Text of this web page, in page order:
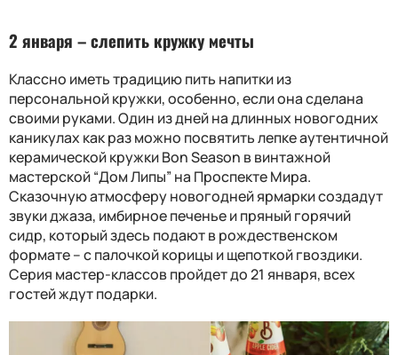
2 января – слепить кружку мечты
Классно иметь традицию пить напитки из
персональной кружки, особенно, если она сделана
своими руками. Один из дней на длинных новогодних
каникулах как раз можно посвятить лепке аутентичной
керамической кружки Bon Season в винтажной
мастерской “Дом Липы” на Проспекте Мира.
Сказочную атмосферу новогодней ярмарки создадут
звуки джаза, имбирное печеньеипряный горячий
сидр, которыйздесь подают в рождественском
формате–с палочкой корицы и щепоткой гвоздики.
Серия мастер-классов пройдет до 21 января, всех
гостей ждут подарки.